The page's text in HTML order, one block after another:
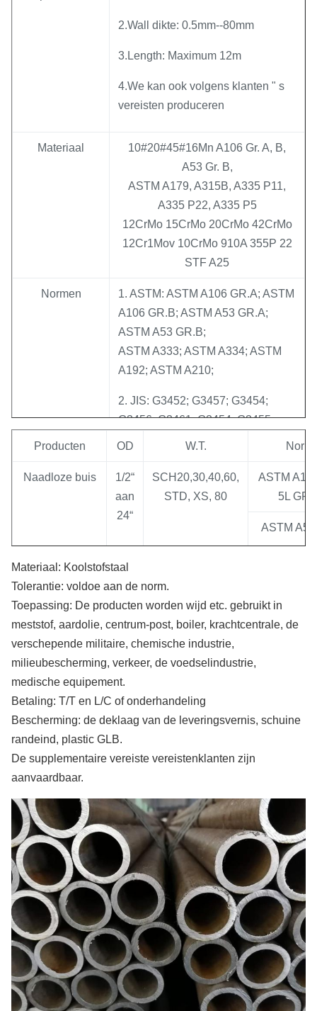
2.Wall dikte: 0.5mm--80mm
3.Length: Maximum 12m
4.We kan ook volgens klanten " s
vereisten produceren
Materiaal
10#20#45#16Mn A106 Gr. A, B,
A53 Gr. B,
ASTM A179, A315B, A335 P11,
A335 P22, A335 P5
12CrMo 15CrMo 20CrMo 42CrMo
12Cr1Mov 10CrMo 910A 355P 22
STF A25
Normen
1. ASTM: ASTM A106 GR.A; ASTM
A106 GR.B; ASTM A53 GR.A;
ASTM A53 GR.B;
ASTM A333; ASTM A334; ASTM
A192; ASTM A210;
2. JIS: G3452; G3457; G3454;
G3456; G3461; G3454; G3455;
STPG38; STPG38; STS38;
STPT49
ST45; ST52.4; ST52; TT St35N;
10Ni14; 15Mo3
5. wij kunnen ook volgens
klantenvereiste produceren
Certificaten 1. Milieubeheersysteemcertificaat
2. Het Certificaat van het
kwaliteitssysteem
4. ISO
5. Andere certificaten
Procesmethode 1. Koudgetrokken
2. koudgewalst
3. Warmgewalst
4. ERW
5. ZAAG
Producten OD W.T. Norm
Naadloze buis
1/2“
aan
24“
SCH20,30,40,60,
STD, XS, 80
ASTM
5L
ASTM
ERW-Staalpijp
1“
aan
28“
SCH20,30,40,60,
Spiraalvormige
staalpijp
8“
aan
STD, XS, 80
Materiaal: Koolstofstaal
Tolerantie: voldoe aan de norm.
Toepassing: De producten worden wijd etc. gebruikt in
meststof, aardolie, centrum-post, boiler, krachtcentrale, de
verschepende militaire, chemische industrie,
milieubescherming, verkeer, de voedselindustrie,
medische equipement.
Betaling: T/T en L/C of onderhandeling
Bescherming: de deklaag van de leveringsvernis, schuine
randeind, plastic GLB.
De supplementaire vereiste vereistenklanten zijn
aanvaardbaar.